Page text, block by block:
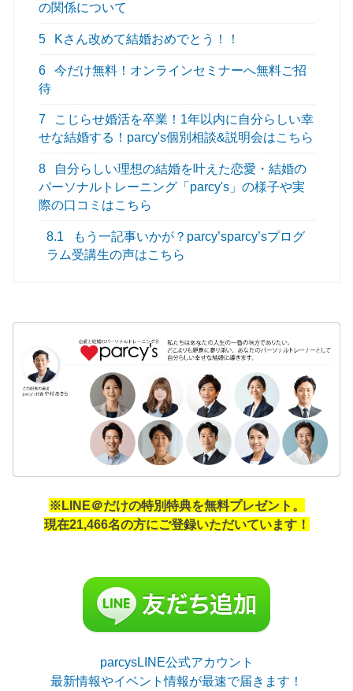
の関係について
5 Kさん改めて結婚おめでとう！！
6
今だけ無料！オンラインセミナーへ無料ご招
待
7
こじらせ婚活を卒業！1年以内に自分らしい幸
せな結婚する！parcy's個別相談&説明会はこちら
8
自分らしい理想の結婚を叶えた恋愛・結婚の
パーソナルトレーニング「parcy's」の様子や実
際の口コミはこちら
8.1
もう一記事いかが？parcy’sparcy’sプログ
ラム受講生の声はこちら
※LINE＠だけの特別特典を無料プレゼント。
現在21,466名の方にご登録いただいています！
parcysLINE公式アカウント
最新情報やイベント情報が最速で届きます！